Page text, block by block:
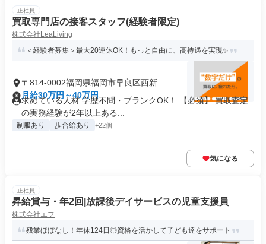
正社員
買取専門店の接客スタッフ(経験者限定)
株式会社LeaLiving
＜経験者募集＞最大20連休OK！もっと自由に、高待遇を実現✨
〒814-0002福岡県福岡市早良区西新
月給30万円～40万円
求めている人材 学歴不問・ブランクOK！ 【必須】 買取査定
の実務経験が2年以上ある...
制服あり 歩合給あり +22個
気になる
正社員
昇給賞与・年2回|放課後デイサービスの児童支援員
株式会社エフ
残業ほぼなし！年休124日◎資格を活かして子ども達をサポート